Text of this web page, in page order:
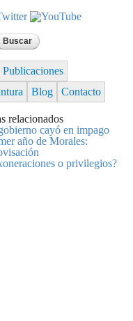
Publicaciones
Blog
Contacto
relacionados
cayó en impago
año de Morales:
o privilegios?